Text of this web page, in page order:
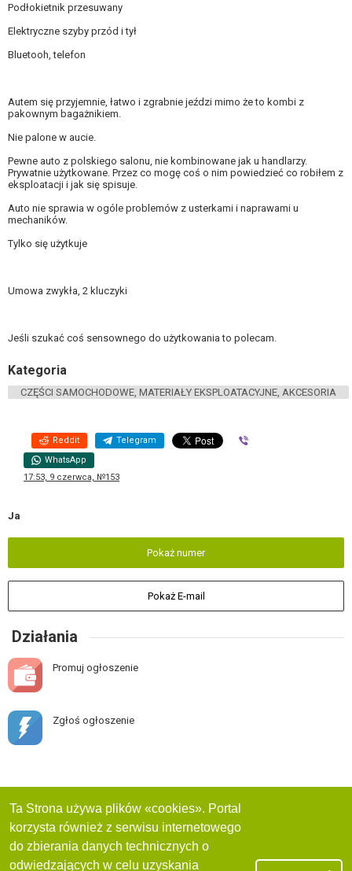
Podłokietnik przesuwany
Elektryczne szyby przód i tył
Bluetooh, telefon
Autem się przyjemnie, łatwo i zgrabnie jeździ mimo że to kombi z
pakownym bagażnikiem.
Nie palone w aucie.
Pewne auto z polskiego salonu, nie kombinowane jak u handlarzy.
Prywatnie użytkowane. Przez co mogę coś o nim powiedzieć co robiłem z
eksploatacji i jak się spisuje.
Auto nie sprawia w ogóle problemów z usterkami i naprawami u
mechaników.
Tylko się użytkuje
Umowa zwykła, 2 kluczyki
Jeśli szukać coś sensownego do użytkowania to polecam.
Kategoria
CZĘŚCI SAMOCHODOWE, MATERIAŁY EKSPLOATACYJNE, AKCESORIA
Reddit Telegram
WhatsApp
17:53, 9 czerwca, №153
Ja
Pokaż numer
Pokaż E-mail
Działania
Promuj ogłoszenie
Zgłoś ogłoszenie
Ta Strona używa plików «cookies». Portal
korzysta również z serwisu internetowego
do zbierania danych technicznych o
odwiedzających w celu uzyskania